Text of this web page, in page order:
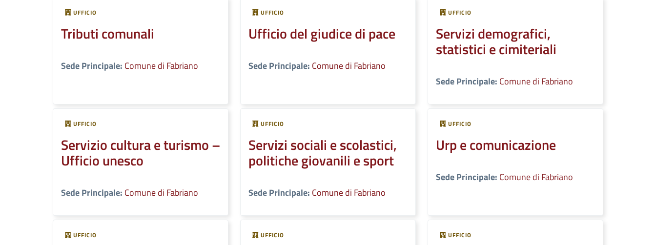
UFFICIO
Tributi comunali
Sede Principale: Comune di Fabriano
UFFICIO
Ufficio del giudice di pace
Sede Principale: Comune di Fabriano
UFFICIO
Servizi demografici,
statistici e cimiteriali
Sede Principale: Comune di Fabriano
UFFICIO
Servizio cultura e turismo –
Ufficio unesco
Sede Principale: Comune di Fabriano
UFFICIO
Servizi sociali e scolastici,
politiche giovanili e sport
Sede Principale: Comune di Fabriano
UFFICIO
Urp e comunicazione
Sede Principale: Comune di Fabriano
UFFICIO UFFICIO UFFICIO